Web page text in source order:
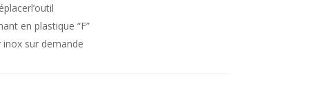
en plastique “F”
sur demande